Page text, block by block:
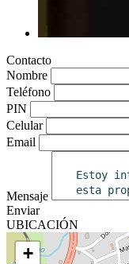
Contacto
Nombre
Teléfono
PIN
Celular
Email
Mensaje
Enviar
UBICACIÓN
+